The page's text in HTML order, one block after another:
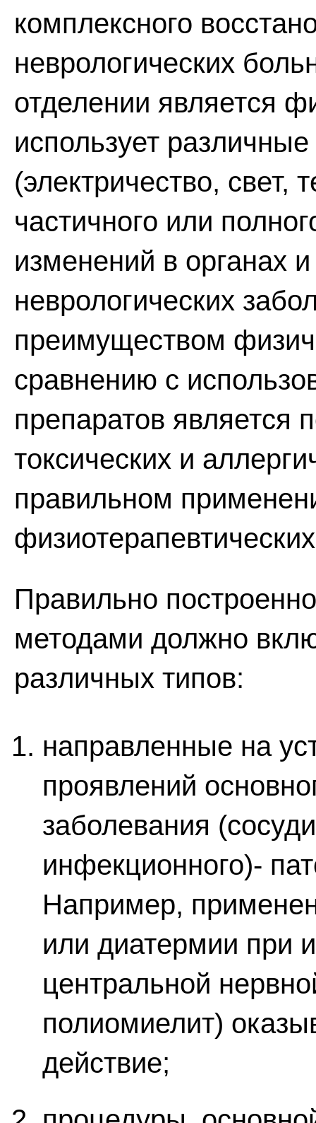
комплексного
неврологических
отделении является
использует
(электричество, свет,
частичного или
изменений в органах
неврологических
преимуществом
сравнению с
препаратов является
токсических и
правильном
Правильно
методами должно
различных типов:
направленные на
проявлений
заболевания
инфекционного)-
Например,
или диатермии при
центральной
полиомиелит)
действие;